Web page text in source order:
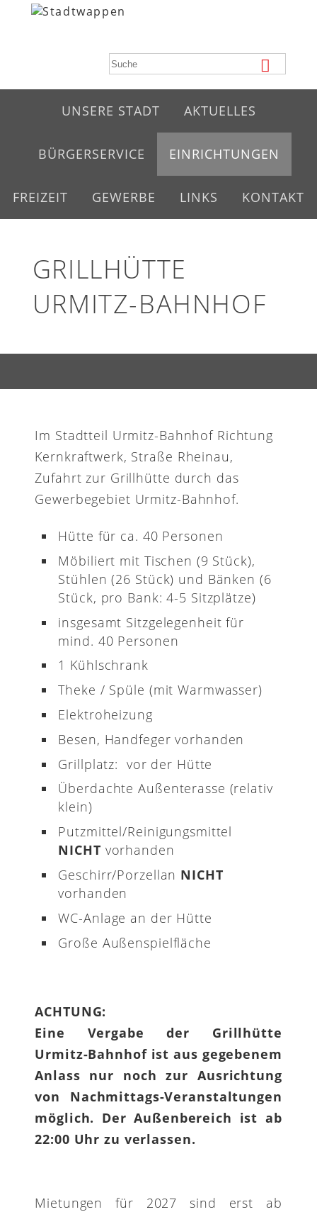
UNSERE STADT AKTUELLES
BÜRGERSERVICE EINRICHTUNGEN
FREIZEIT GEWERBE LINKS KONTAKT
GRILLHÜTTE
URMITZ-BAHNHOF
Im Stadtteil Urmitz-Bahnhof Richtung
Kernkraftwerk, Straße Rheinau,
Zufahrt zur Grillhütte durch das
Gewerbegebiet Urmitz-Bahnhof.
Hütte für ca. 40 Personen
Möbiliert mit Tischen (9 Stück),
Stühlen (26 Stück) und Bänken (6
Stück, pro Bank: 4-5 Sitzplätze)
insgesamt Sitzgelegenheit für
mind. 40 Personen
1 Kühlschrank
Theke / Spüle (mit Warmwasser)
Elektroheizung
Besen, Handfeger vorhanden
Grillplatz: vor der Hütte
Überdachte Außenterasse (relativ
klein)
Putzmittel/Reinigungsmittel
NICHT vorhanden
Geschirr/Porzellan NICHT
vorhanden
WC-Anlage an der Hütte
Große Außenspielfläche
ACHTUNG:
Eine Vergabe der Grillhütte
Urmitz-Bahnhof ist aus gegebenem
Anlass nur noch zur Ausrichtung
von Nachmittags-Veranstaltungen
möglich. Der Außenbereich ist ab
22:00 Uhr zu verlassen.
Mietungen für 2027 sind erst ab